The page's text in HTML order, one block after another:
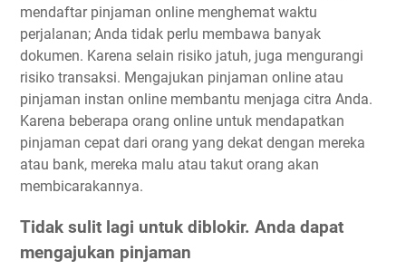
mendaftar pinjaman online menghemat waktu
perjalanan; Anda tidak perlu membawa banyak
dokumen. Karena selain risiko jatuh, juga mengurangi
risiko transaksi. Mengajukan pinjaman online atau
pinjaman instan online membantu menjaga citra Anda.
Karena beberapa orang online untuk mendapatkan
pinjaman cepat dari orang yang dekat dengan mereka
atau bank, mereka malu atau takut orang akan
membicarakannya.
Tidak sulit lagi untuk diblokir. Anda dapat
mengajukan pinjaman